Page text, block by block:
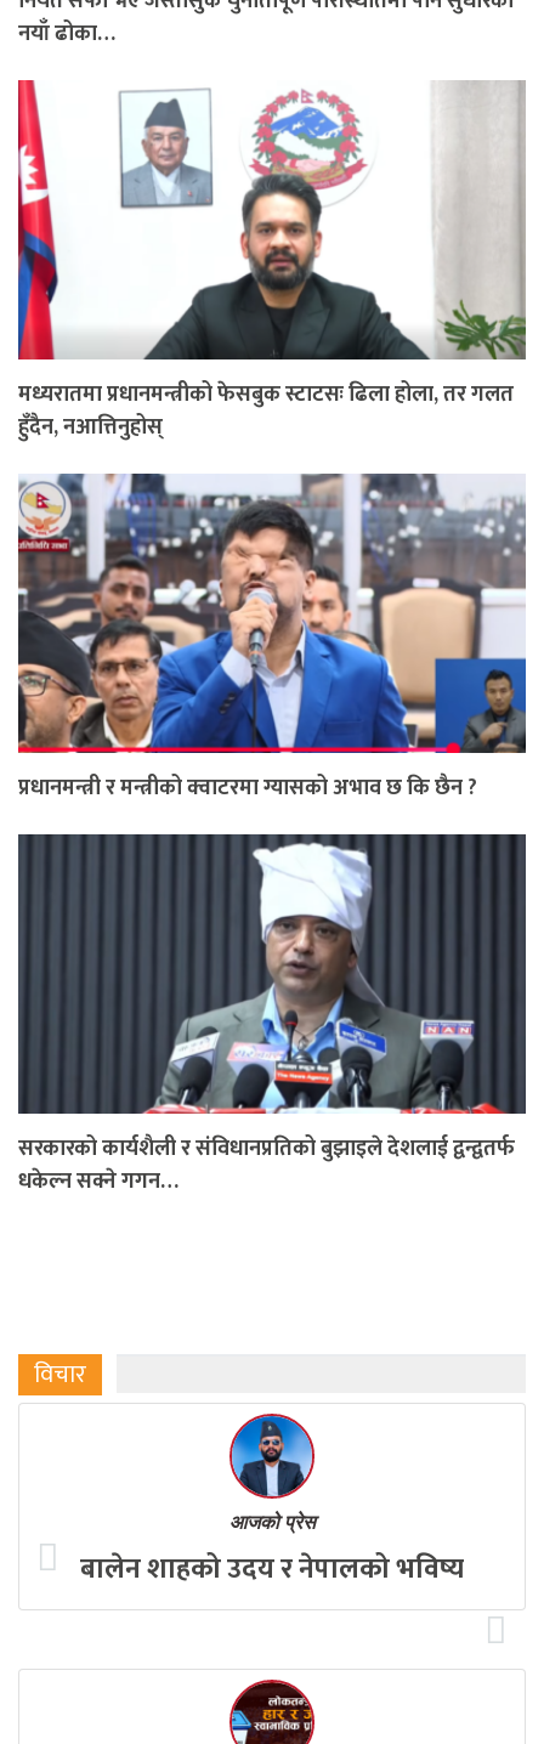
नयाँ ढोका…
मध्यरातमा प्रधानमन्त्रीको फेसबुक स्टाटसः ढिला होला, तर गलत
हुँदैन, नआत्तिनुहोस्
प्रधानमन्त्री र मन्त्रीको क्वाटरमा ग्यासको अभाव छ कि छैन ?
सरकारको कार्यशैली र संविधानप्रतिको बुझाइले देशलाई द्वन्द्वतर्फ
धकेल्न सक्ने गगन…
विचार
आजको प्रेस
बालेन शाहको उदय र नेपालको भविष्य